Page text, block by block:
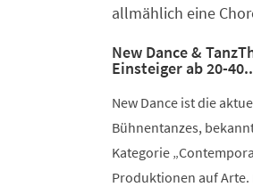
allmählich eine
New Dance &
Einsteiger ab 20-
New Dance ist die
Bühnentanzes,
Kategorie
Produktionen auf Arte.